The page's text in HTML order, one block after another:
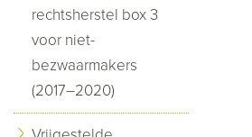
rechtsherstel box 3
voor niet-
bezwaarmakers
(2017–2020)